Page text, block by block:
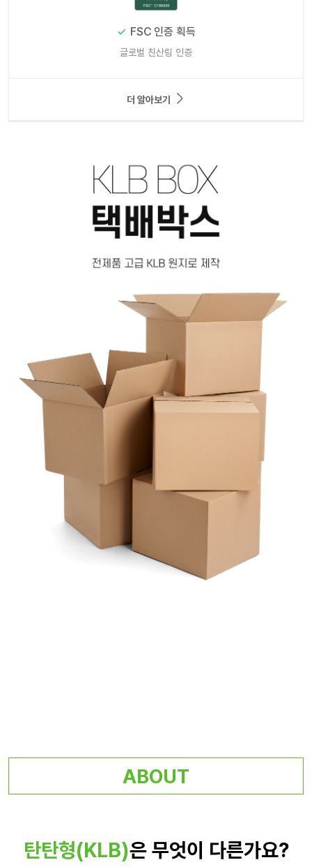
FSC 인증 획득
글로벌 친산림 인증
더 알아보기
ABOUT
탄탄형(KLB)은 무엇이 다른가요?